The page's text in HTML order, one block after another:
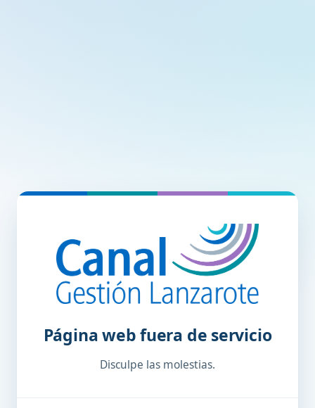
Página web fuera de servicio
Disculpe las molestias.